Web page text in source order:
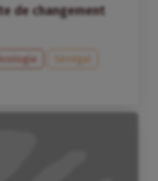
de changement
Sénégal